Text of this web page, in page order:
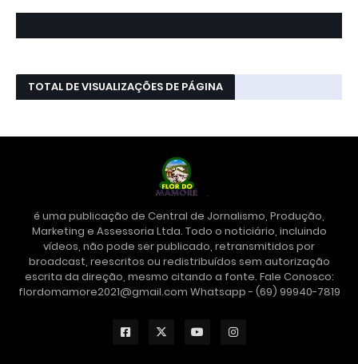
TOTAL DE VISUALIZAÇÕES DE PÁGINA
é uma publicação de Central de Jornalismo, Produção,
Marketing e Assessoria Ltda. Todo o noticiário, incluindo
vídeos, não pode ser publicado, retransmitidos por
broadcast, reescritos ou redistribuídos sem autorização
escrita da direção, mesmo citando a fonte. Fale Conosco:
flordomamore2021@gmail.com Whatsapp - (69) 99940-7819